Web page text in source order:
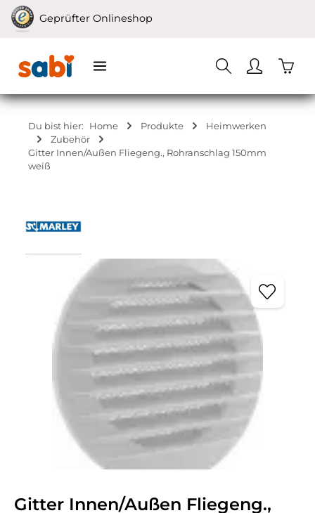
Zum Hauptinhalt springen
Geprüfter Onlineshop
Du bist hier: Home Produkte
Heimwerken
Zubehör
Gitter Innen/Außen Fliegeng., Rohranschlag 150mm
weiß
Bildergalerie überspringen
Gitter Innen/Außen Fliegeng.,